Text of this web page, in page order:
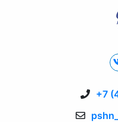
+7